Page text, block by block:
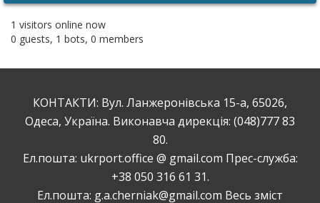
1 visitors online now
0 guests, 1 bots, 0 members
КОНТАКТИ: Вул. Ланжеронівська 15-а, 65026,
Одеса, Україна. Виконавча дирекція: (048)777 83
80.
Ел.пошта: ukrport.office @ gmail.com Прес-служба:
+38 050 316 61 31.
Ел.пошта: g.a.cherniak@gmail.com Весь зміст